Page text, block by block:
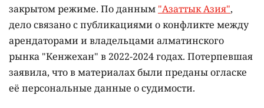
закрытом режиме. По данным "Азаттык Азия",
дело связано с публикациями о конфликте между
арендаторами и владельцами алматинского
рынка "Кенжехан" в 2022-2024 годах. Потерпевшая
заявила, что в материалах были преданы огласке
её персональные данные о судимости.